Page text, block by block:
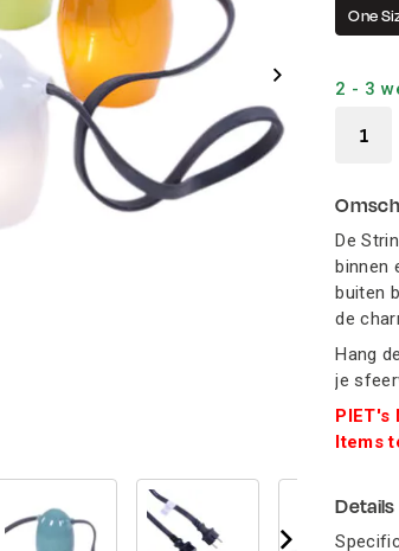
One
2 - 3
De
binnen
buiten
de
Hang
je
PIET's
Items
Details